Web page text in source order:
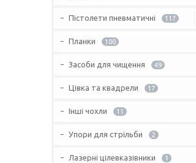
Пістолети пневматичні 117
Планки 100
Засоби для чищення 49
Цівка та квадрели 17
Інші чохли 11
Упори для стрільби 2
Лазерні цілевказівники 1